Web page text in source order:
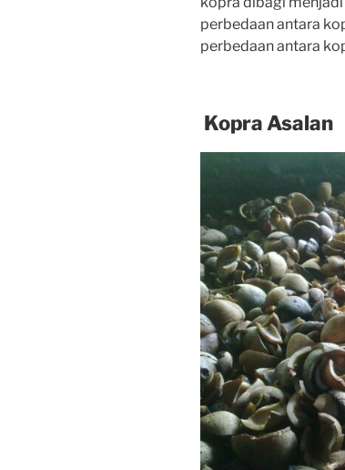
perbedaanantara
perbedaan antara
Kopra Asalan